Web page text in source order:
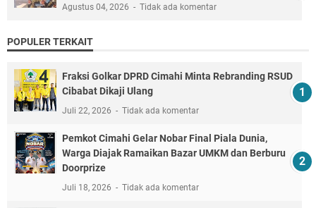
Agustus 04, 2026 Tidak ada komentar
POPULER TERKAIT
Fraksi Golkar DPRD Cimahi Minta Rebranding RSUD
Cibabat Dikaji Ulang
Juli 22, 2026 Tidak ada komentar
Pemkot Cimahi Gelar Nobar Final Piala Dunia,
Warga Diajak Ramaikan Bazar UMKM dan Berburu
Doorprize
Juli 18, 2026 Tidak ada komentar